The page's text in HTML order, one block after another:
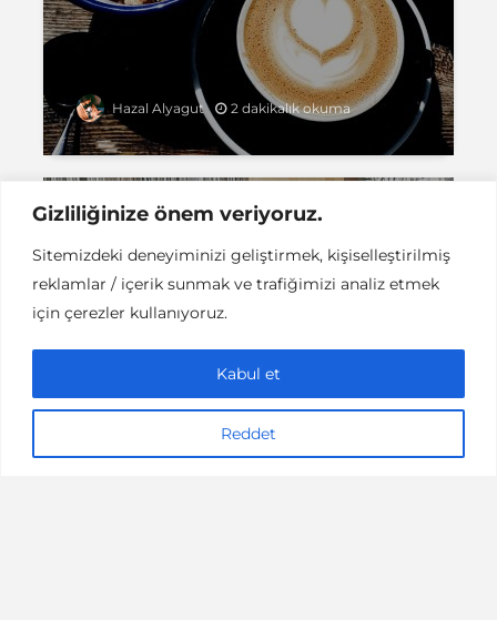
Gizliliğinize önem veriyoruz.
Sitemizdeki deneyiminizi geliştirmek, kişiselleştirilmiş
reklamlar / içerik sunmak ve trafiğimizi analiz etmek
için çerezler kullanıyoruz.
Reddet
Kabul et
Hazal Alyagut 2 dakikalık okuma
MEKANLAR / YEME - İÇME
IWSA Şişli ‘de Şarap
Tadımı
Hazal Alyagut 1 dakikalık okuma